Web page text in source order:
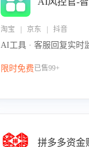
淘宝 | 京东 | 抖音
AI工具 · 客服回复实时
限时免费已售99+
拼多多资金